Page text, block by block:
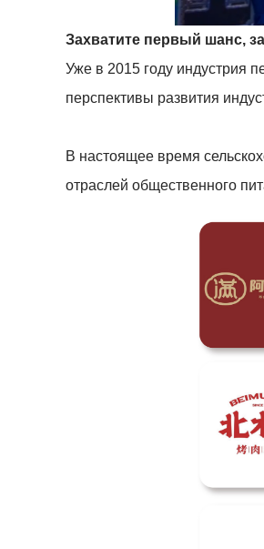
Захватите первый шанс,
Уже в 2015 году индустрия
перспективы развития
В настоящее время
отраслей общественного